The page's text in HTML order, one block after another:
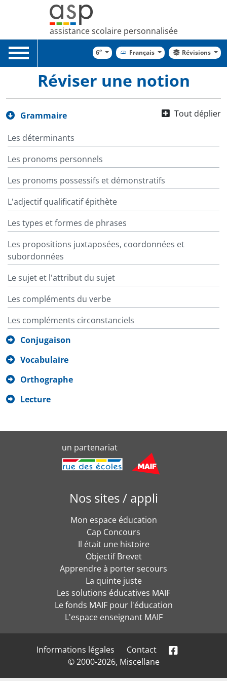
assistance scolaire personnalisée
Toggle
navigation
6e Français Révisions
Réviser une notion
Tout déplier
Grammaire
Les déterminants
Les pronoms personnels
Les pronoms possessifs et démonstratifs
L'adjectif qualificatif épithète
Les types et formes de phrases
Les propositions juxtaposées, coordonnées et
subordonnées
Le sujet et l'attribut du sujet
Les compléments du verbe
Les compléments circonstanciels
Conjugaison
Vocabulaire
Orthographe
Lecture
un partenariat
Nos sites / appli
Mon espace éducation
Cap Concours
Il était une histoire
Objectif Brevet
Apprendre à porter secours
La quinte juste
Les solutions éducatives MAIF
Le fonds MAIF pour l'éducation
L'espace enseignant MAIF
Informations légales
Contact
© 2000-2026, Miscellane